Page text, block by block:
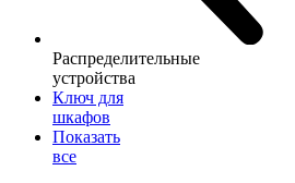
Распределительные
устройства
Ключ для
шкафов
Показать
все